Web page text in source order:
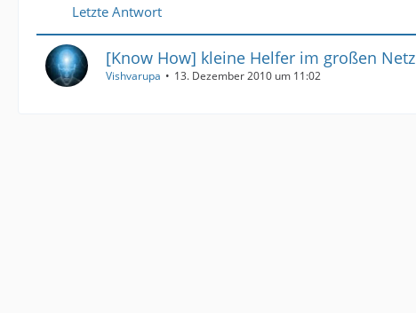
Letzte Antwort
[Know How] kleine Helfer im großen Netz
Vishvarupa 13. Dezember 2010 um 11:02